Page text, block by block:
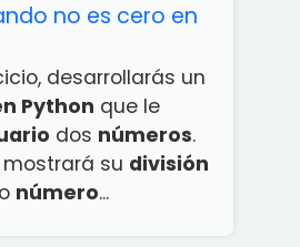
no es cero en
desarrollarás un
Python que le
dos números.
su división
número...